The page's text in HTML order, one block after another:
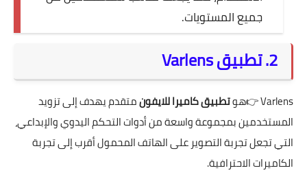
جميع المستويات.
2. تطبيق Varlens
Varlens👉هوتطبيق كاميرا للايفونمتقدم يهدف إلى تزويد
المستخدمين بمجموعة واسعة من أدوات التحكم اليدوي والإبداعي،
التي تجعل تجربة التصوير على الهاتف المحمول أقرب إلى تجربة
الكاميرات الاحترافية.